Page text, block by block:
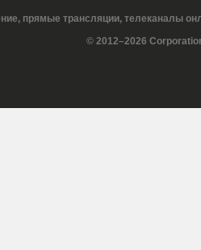
прямые трансляции, телеканалы
© 2012–2026